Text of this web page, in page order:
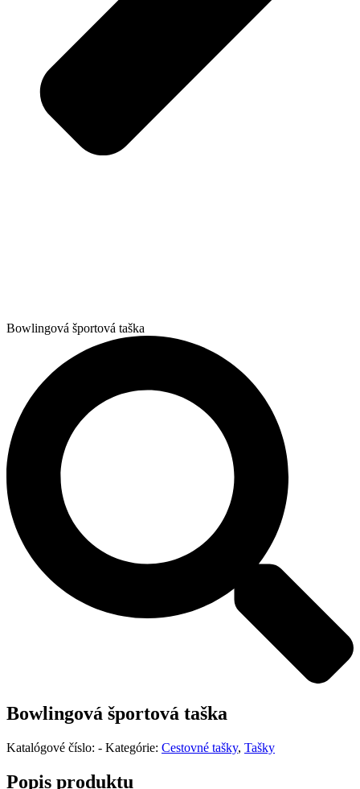
Bowlingová športová taška
Bowlingová športová taška
Katalógové číslo: - Kategórie: Cestovné tašky, Tašky
Popis produktu